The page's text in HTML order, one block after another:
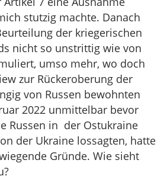
stutzig machte. Danach
der kriegerischen
nicht so unstrittig wie von
umso mehr, wo doch
zur Rückeroberung der
von Russen bewohnten
2022 unmittelbar bevor
Russen in der Ostukraine
der Ukraine lossagten, hatte
Gründe. Wie sieht